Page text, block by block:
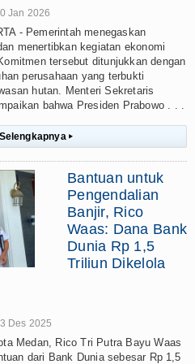
Jan 2026
- Pemerintah menegaskan
menertibkan kegiatan ekonomi
tersebut ditunjukkan dengan
perusahaan yang terbukti
hutan. Menteri Sekretaris
bahwa Presiden Prabowo . . .
▸
Bantuan untuk
Pengendalian
Banjir, Rico
Waas: Dana Bank
Dunia Rp 1,5
Triliun Dikelola
Des 2025
Medan, Rico Tri Putra Bayu Waas
dari Bank Dunia sebesar Rp 1,5